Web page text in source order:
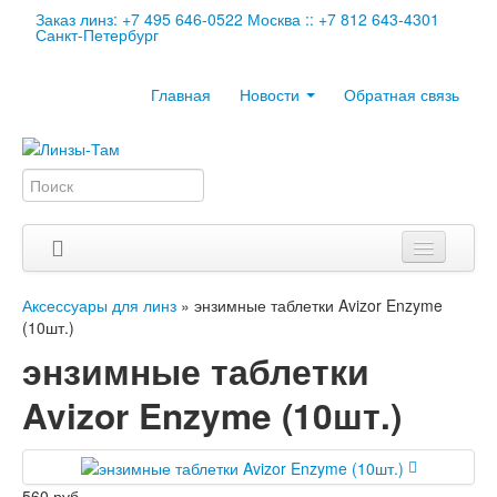
Заказ линз: +7 495 646-0522 Москва :: +7 812 643-4301
Санкт-Петербург
Главная Новости Обратная связь
Аксессуары для линз » энзимные таблетки Avizor Enzyme
(10шт.)
энзимные таблетки
Avizor Enzyme (10шт.)